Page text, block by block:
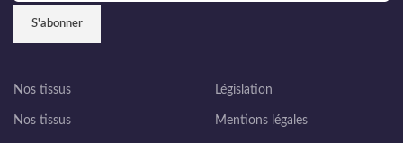
Nos tissus
Nos tissus
Législation
Mentions légales